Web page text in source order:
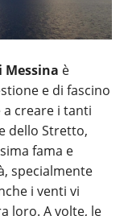
è
e di fascino
creare i tanti
dello Stretto,
fama e
specialmente
i venti vi
loro. A volte, le